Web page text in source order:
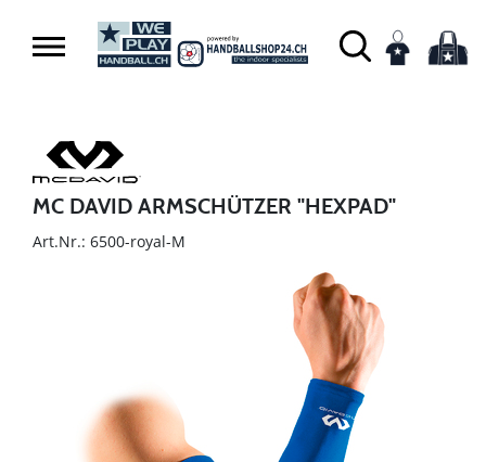
MC DAVID ARMSCHÜTZER "HEXPAD"
Art.Nr.: 6500-royal-M